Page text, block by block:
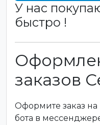
У нас
быстро !
заказов
Оформите заказ
бота в